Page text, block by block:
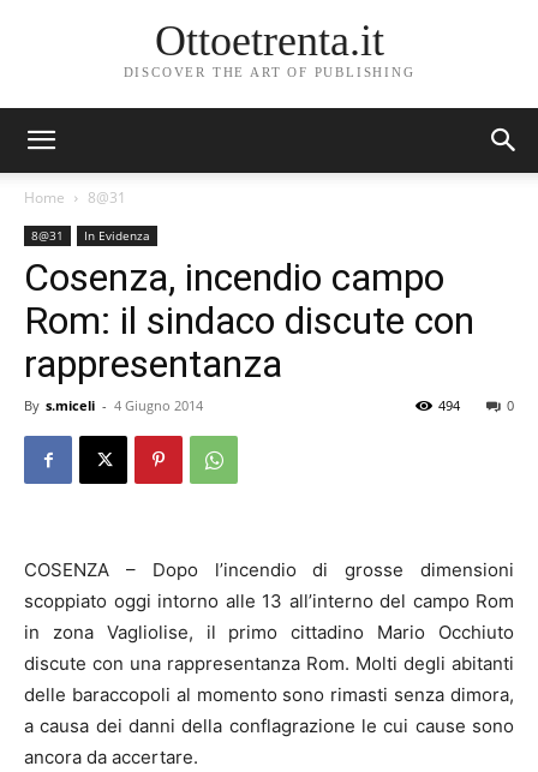
Ottoetrenta.it
DISCOVER THE ART OF PUBLISHING
Home 8@31
8@31 In Evidenza
Cosenza, incendio campo
Rom: il sindaco discute con
rappresentanza
By s.miceli - 4 Giugno 2014 0
494
COSENZA – Dopo l’incendio di grosse dimensioni
scoppiato oggi intorno alle 13 all’interno del campo Rom
in zona Vagliolise, il primo cittadino Mario Occhiuto
discute con una rappresentanza Rom. Molti degli abitanti
delle baraccopoli al momento sono rimasti senza dimora,
a causa dei danni della conflagrazione le cui cause sono
ancora da accertare.